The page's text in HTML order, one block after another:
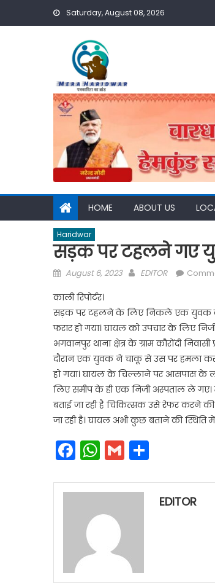
Saturday, August 08, 2026
HOME ABOUT US
Haridwar
सड़क पर टहलने गए
Posted
August 6, 2023 Author
EDITOR
काली रिपोर्टर।
सड़क पर टहलने के लिए निकले एक युवक को
फरार हो गया। घायल को उपचार के लिए
भगवानपुर थाना क्षेत्र के ग्राम कौरोंदी
दौरान एक युवक ने चाकू से उस पर हमला कर
हो गया। घायल के चिल्लाने पर आसपास के
लिए समीप के ही एक निजी अस्पताल ले गए।
बताई जा रही है चिकित्सक उसे रेफर करने की
जा रही है। घायल अभी कुछ बताने की स्थिति
Facebook
WhatsApp
Gmail
EDITOR